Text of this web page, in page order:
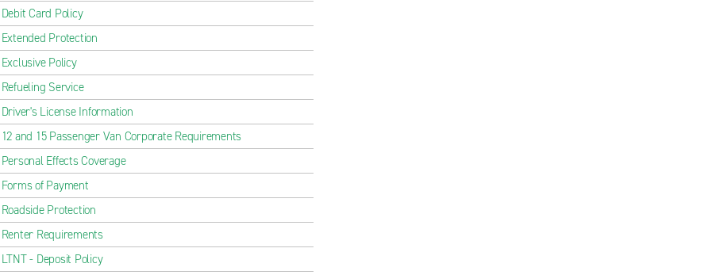
Debit Card Policy
Extended Protection
Exclusive Policy
Refueling Service
Driver's License Information
12 and 15 Passenger Van Corporate Requirements
Personal Effects Coverage
Forms of Payment
Roadside Protection
Renter Requirements
LTNT - Deposit Policy